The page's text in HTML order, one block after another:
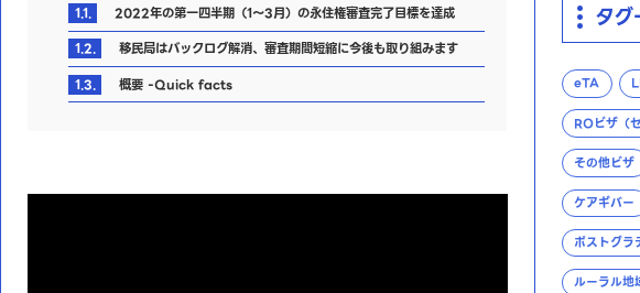
1.1.
2022年の第一四半期（1～3月）の永住権審査完了目標を達成
1.2.
移民局はバックログ解消、審査期間短縮に今後も取り組みます
1.3.
概要 -Quick facts
タ
eTA
ROビザ（
その他ビザ
ケアギバー
ポストグラ
ルーラル地